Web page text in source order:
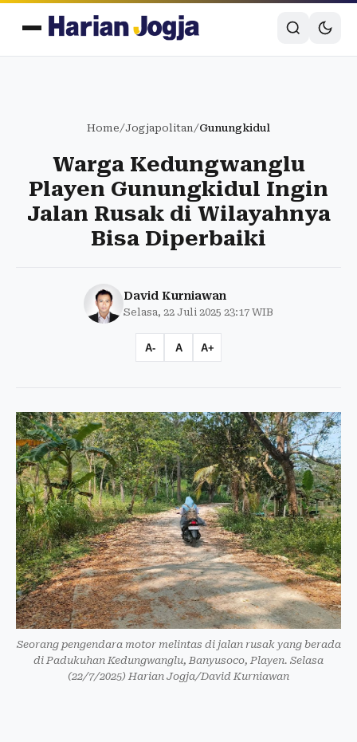
Home/Jogjapolitan/Gunungkidul
Warga Kedungwanglu
Playen Gunungkidul Ingin
Jalan Rusak di Wilayahnya
Bisa Diperbaiki
David Kurniawan
Selasa, 22 Juli 2025 23:17 WIB
A- A A+
Seorang pengendara motor melintas di jalan rusak yang berada
di Padukuhan Kedungwanglu, Banyusoco, Playen. Selasa
(22/7/2025) Harian Jogja/David Kurniawan